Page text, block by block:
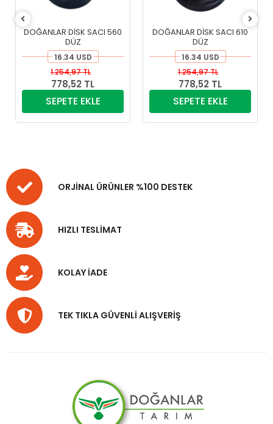
DOĞANLAR DİSK SACI 560
DÜZ
16.34 USD
778,52 TL
1.254,97 TL
SEPETE EKLE
DOĞANLAR DİSK SACI 610
DÜZ
16.34 USD
778,52 TL
1.254,97 TL
SEPETE EKLE
ORJİNAL ÜRÜNLER %100 DESTEK
HIZLI TESLİMAT
KOLAY İADE
TEK TIKLA GÜVENLİ ALIŞVERİŞ